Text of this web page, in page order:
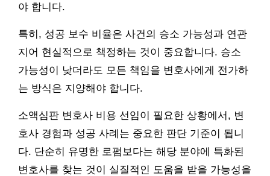
야 합니다.
특히, 성공 보수 비율은 사건의 승소 가능성과 연관
지어 현실적으로 책정하는 것이 중요합니다. 승소
가능성이 낮더라도 모든 책임을 변호사에게 전가하
는 방식은 지양해야 합니다.
소액심판 변호사 비용 선임이 필요한 상황에서, 변
호사 경험과 성공 사례는 중요한 판단 기준이 됩니
다. 단순히 유명한 로펌보다는 해당 분야에 특화된
변호사를 찾는 것이 실질적인 도움을 받을 가능성을